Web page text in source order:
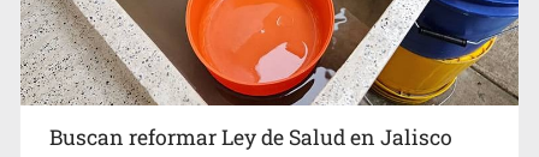
Buscan reformar Ley de Salud en Jalisco